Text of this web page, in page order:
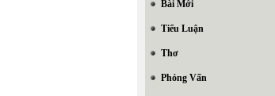
Bài Mới
Tiểu Luận
Thơ
Phỏng Vấn